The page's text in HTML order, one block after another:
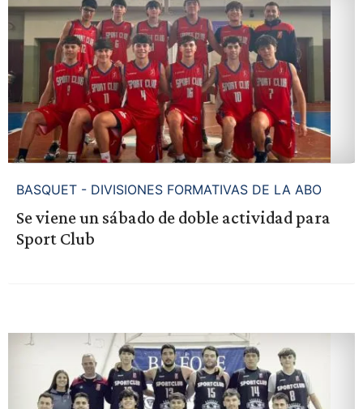
BASQUET - DIVISIONES FORMATIVAS DE LA ABO
Se viene un sábado de doble actividad para
Sport Club